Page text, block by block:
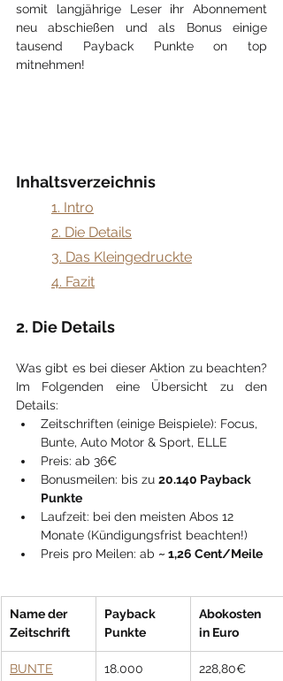
somit langjährige Leser ihr Abonnement
neu abschießen und als Bonus einige
tausend Payback Punkte on top
mitnehmen!
Inhaltsverzeichnis
​1. Intro
2. Die Details
3. Das Kleingedruckte
4. Fazit
2. Die Details
Was gibt es bei dieser Aktion zu beachten?
Im Folgenden eine Übersicht zu den
Details:
Zeitschriften (einige Beispiele): Focus,
Bunte, Auto Motor & Sport, ELLE
Preis: ab 36€
Bonusmeilen: bis zu 20.140 Payback
Punkte
Laufzeit: bei den meisten Abos 12
Monate (Kündigungsfrist beachten!)
Preis pro Meilen: ab ~ 1,26 Cent/Meile
​Name der
Zeitschrift
​Payback
Punkte
​Abokosten
in Euro
BUNTE 18.000 228,80€